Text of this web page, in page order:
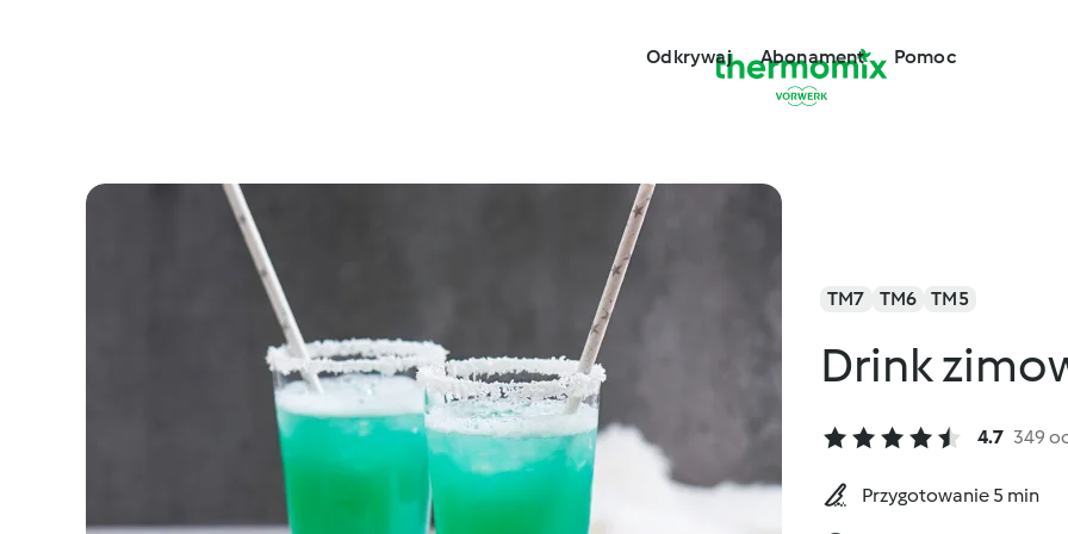
Odkrywaj Abonament Pomoc
TM7 TM6 TM5
Drink
4.7 349
Przygotowanie 5 min